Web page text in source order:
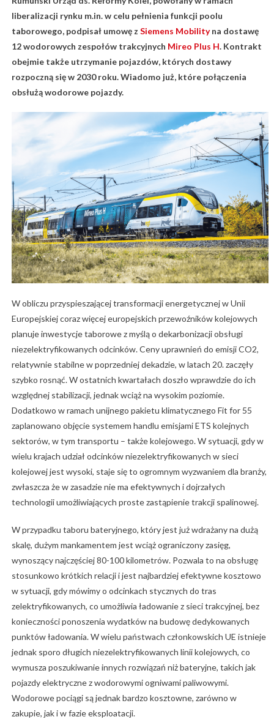
liberalizacji rynku m.in. w celu pełnienia funkcji poolu
taborowego, podpisał umowę z Siemens Mobilityna dostawę
12 wodorowych zespołów trakcyjnych Mireo Plus H. Kontrakt
obejmie także utrzymanie pojazdów, których dostawy
rozpoczną się w 2030 roku. Wiadomo już, które połączenia
obsłużą wodorowe pojazdy.
W obliczu przyspieszającej transformacji energetycznej w Unii
Europejskiej coraz więcej europejskich przewoźników kolejowych
planuje inwestycje taborowe z myślą o dekarbonizacji obsługi
niezelektryfikowanych odcinków. Ceny uprawnień do emisji CO2,
relatywnie stabilne w poprzedniej dekadzie, w latach 20. zaczęły
szybko rosnąć. W ostatnich kwartałach doszło wprawdzie do ich
względnej stabilizacji, jednak wciąż na wysokim poziomie.
Dodatkowo w ramach unijnego pakietu klimatycznego Fit for 55
zaplanowano objęcie systemem handlu emisjami ETS kolejnych
sektorów, w tym transportu – także kolejowego. W sytuacji, gdy w
wielu krajach udział odcinków niezelektryfikowanych w sieci
kolejowej jest wysoki, staje się to ogromnym wyzwaniem dla branży,
zwłaszcza że w zasadzie nie ma efektywnych i dojrzałych
technologii umożliwiających proste zastąpienie trakcji spalinowej.
W przypadku taboru bateryjnego, który jest już wdrażany na dużą
skalę, dużym mankamentem jest wciąż ograniczony zasięg,
wynoszący najczęściej 80-100 kilometrów. Pozwala to na obsługę
stosunkowo krótkich relacji i jest najbardziej efektywne kosztowo
w sytuacji, gdy mówimy o odcinkach stycznych do tras
zelektryfikowanych, co umożliwia ładowanie z sieci trakcyjnej, bez
konieczności ponoszenia wydatków na budowę dedykowanych
punktów ładowania. W wielu państwach członkowskich UE istnieje
jednak sporo długich niezelektryfikowanych linii kolejowych, co
wymusza poszukiwanie innych rozwiązań niż bateryjne, takich jak
pojazdy elektryczne z wodorowymi ogniwami paliwowymi.
Wodorowe pociągi są jednak bardzo kosztowne, zarówno w
zakupie, jak i w fazie eksploatacji.